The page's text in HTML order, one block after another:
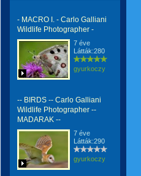
- MACRO I. - Carlo Galliani
Wildlife Photographer -
7 éve
Látták:280
gyurkoczy
-- BIRDS -- Carlo Galliani
Wildlife Photographer --
MADARAK --
7 éve
Látták:290
gyurkoczy